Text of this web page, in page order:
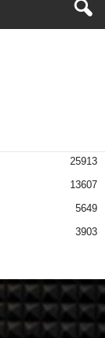
25913
13607
5649
3903